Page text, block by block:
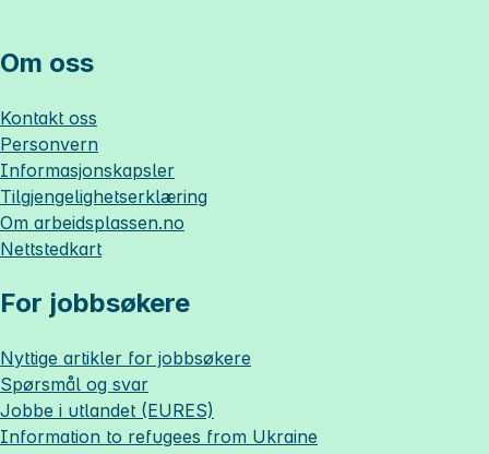
Om oss
Kontakt oss
Personvern
Informasjonskapsler
Tilgjengelighetserklæring
Om arbeidsplassen.no
Nettstedkart
For jobbsøkere
Nyttige artikler for jobbsøkere
Spørsmål og svar
Jobbe i utlandet (EURES)
Information to refugees from Ukraine